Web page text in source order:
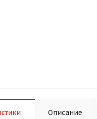
Описание